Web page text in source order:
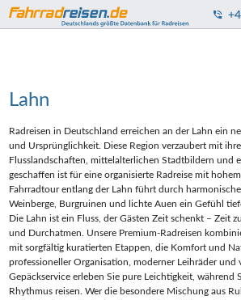
Lahn
Radreisen in Deutschland erreichen an der Lahn ein
und Ursprünglichkeit. Diese Region verzaubert mit
Flusslandschaften, mittelalterlichen Stadtbildern und
geschaffen ist für eine organisierte Radreise mit
Fahrradtour entlang der Lahn führt durch
Weinberge, Burgruinen und lichte Auen ein Gefühl
Die Lahn ist ein Fluss, der Gästen Zeit schenkt – Zeit
und Durchatmen. Unsere Premium-Radreisen
mit sorgfältig kuratierten Etappen, die Komfort und
professioneller Organisation, moderner Leihräder und
Gepäckservice erleben Sie pure Leichtigkeit, während
Rhythmus reisen. Wer die besondere Mischung aus